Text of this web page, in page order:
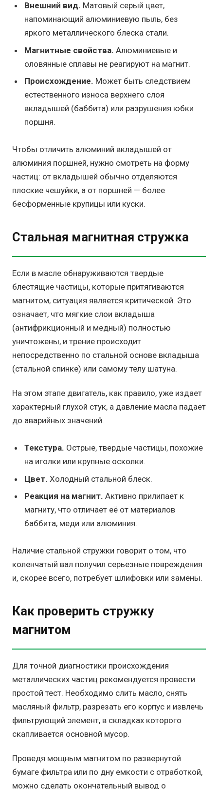
Внешний вид. Матовый серый цвет,
напоминающий алюминиевую пыль, без
яркого металлического блеска стали.
Магнитные свойства. Алюминиевые и
оловянные сплавы не реагируют на магнит.
Происхождение. Может быть следствием
естественного износа верхнего слоя
вкладышей (баббита) или разрушения юбки
поршня.
Чтобы отличить алюминий вкладышей от
алюминия поршней, нужно смотреть на форму
частиц: от вкладышей обычно отделяются
плоские чешуйки, а от поршней — более
бесформенные крупицы или куски.
Стальная магнитная стружка
Если в масле обнаруживаются твердые
блестящие частицы, которые притягиваются
магнитом, ситуация является критической. Это
означает, что мягкие слои вкладыша
(антифрикционный и медный) полностью
уничтожены, и трение происходит
непосредственно по стальной основе вкладыша
(стальной спинке) или самому телу шатуна.
На этом этапе двигатель, как правило, уже издает
характерный глухой стук, а давление масла падает
до аварийных значений.
Текстура. Острые, твердые частицы, похожие
на иголки или крупные осколки.
Цвет. Холодный стальной блеск.
Реакция на магнит. Активно прилипает к
магниту, что отличает её от материалов
баббита, меди или алюминия.
Наличие стальной стружки говорит о том, что
коленчатый вал получил серьезные повреждения
и, скорее всего, потребует шлифовки или замены.
Как проверить стружку
магнитом
Для точной диагностики происхождения
металлических частиц рекомендуется провести
простой тест. Необходимо слить масло, снять
масляный фильтр, разрезать его корпус и извлечь
фильтрующий элемент, в складках которого
скапливается основной мусор.
Проведя мощным магнитом по развернутой
бумаге фильтра или по дну емкости с отработкой,
можно сделать окончательный вывод о